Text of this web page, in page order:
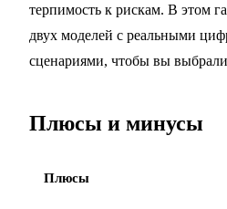
терпимость к рискам. В этом
двух моделей с реальными
сценариями, чтобы вы
Плюсы и минусы
Плюсы